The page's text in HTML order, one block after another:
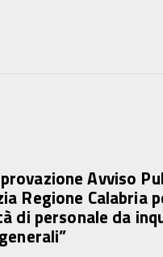
Avviso
Regione Calabria
di personale da